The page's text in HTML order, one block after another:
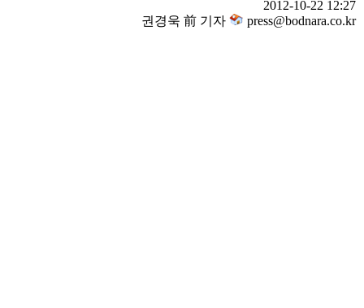
2012-10-22 12:27
권경욱 前 기자
press@bodnara.co.kr